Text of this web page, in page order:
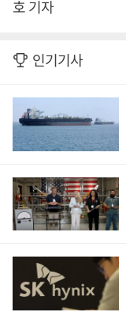
호 기자
인기기사